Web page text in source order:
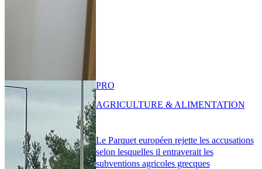
Le Parquet européen rejette les accusations
selon lesquelles il entraverait les
subventions agricoles grecques
PRO
AGRICULTURE & ALIMENTATION